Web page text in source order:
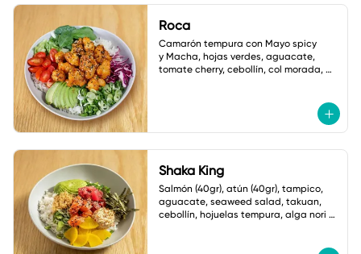
Roca
Camarón tempura con Mayo spicy
y Macha, hojas verdes, aguacate,
tomate cherry, cebollín, col morada,
Shaka King
Salmón (40gr), atún (40gr), tampico,
aguacate, seaweed salad, takuan,
cebollín, hojuelas tempura, alga nori y